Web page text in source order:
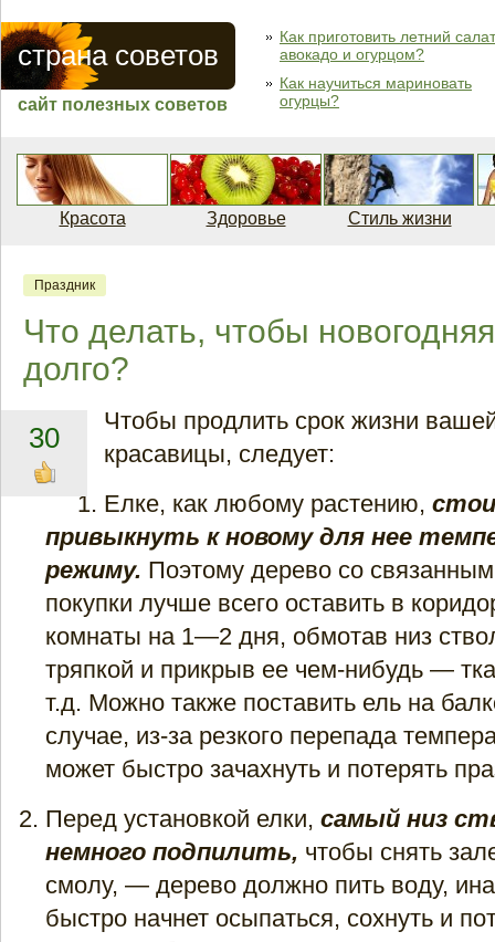
страна советов
сайт полезных советов
Как приготовить летний
авокадо и огурцом?
Как научиться мариновать
огурцы?
Красота Здоровье Стиль жизни
Праздник
Что делать, чтобы
долго?
30
Чтобы продлить срок жизни
красавицы, следует:
Елке, как любому растению,
привыкнуть к новому для нее
режиму. Поэтому дерево со
покупки лучше все­го оставить в
комнаты на 1—2 дня, обмотав низ
тряпкой и прикрыв ее чем-нибудь —
т.д. Можно также поставить ель на
случае, из-за резкого перепада
может быстро зачахнуть и потерять
Перед установкой елки, самый низ
немного подпилить, чтобы снять
смолу, — дерево должно пить воду,
быстро начнет осыпаться, сохнуть и